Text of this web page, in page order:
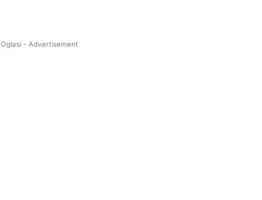
Oglasi - Advertisement